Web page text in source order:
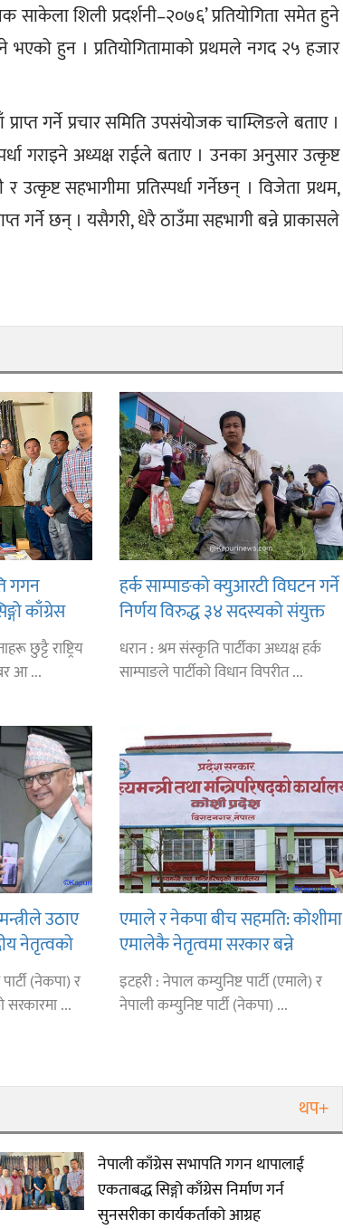
साकेला शिली प्रदर्शनी–२०७६’ प्रतियोगिता समेत हुने
हुन । प्रतियोगितामाको प्रथमले नगद २५ हजार
गर्ने प्रचार समिति उपसंयोजक चाम्लिङले बताए ।
गराइने अध्यक्ष राईले बताए । उनका अनुसार उत्कृष्ट
उत्कृष्ट सहभागीमा प्रतिस्पर्धा गर्नेछन् । विजेता प्रथम,
गर्ने छन् । यसैगरी, धेरै ठाउँमा सहभागी बन्ने प्राकासले
गगन
काँग्रेस
छुट्टै राष्ट्रिय
आ ...
हर्क साम्पाङको क्युआरटी विघटन गर्ने
निर्णय विरुद्ध ३४ सदस्यको संयुक्त
विज्ञप्ती
धरान : श्रम संस्कृति पार्टीका अध्यक्ष हर्क
साम्पाङले पार्टीको विधान विपरीत ...
उठाए
नेतृत्वको
(नेकपा) र
...
एमाले र नेकपा बीच सहमति: कोशीमा
एमालेकै नेतृत्वमा सरकार बन्ने
इटहरी : नेपाल कम्युनिष्ट पार्टी (एमाले) र
नेपाली कम्युनिष्ट पार्टी (नेकपा) ...
थप+
नेपाली काँग्रेस सभापति गगन थापालाई
एकताबद्ध सिङ्गो काँग्रेस निर्माण गर्न
सुनसरीका कार्यकर्ताको आग्रह